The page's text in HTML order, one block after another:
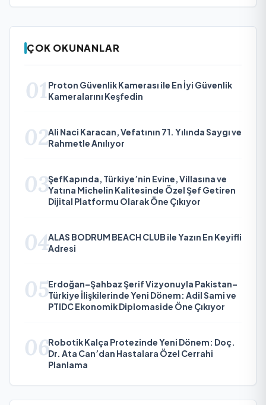
ÇOK OKUNANLAR
01 Proton Güvenlik Kamerası ile En İyi Güvenlik
Kameralarını Keşfedin
02Ali Naci Karacan, Vefatının 71. Yılında Saygı ve
Rahmetle Anılıyor
03ŞefKapında, Türkiye’nin Evine, Villasına ve
Yatına Michelin Kalitesinde Özel Şef Getiren
Dijital Platformu Olarak Öne Çıkıyor
04ALAS BODRUM BEACH CLUB ile Yazın En Keyifli
Adresi
05Erdoğan–Şahbaz Şerif Vizyonuyla Pakistan–
Türkiye İlişkilerinde Yeni Dönem: Adil Sami ve
PTIDC Ekonomik Diplomaside Öne Çıkıyor
06Robotik Kalça Protezinde Yeni Dönem: Doç.
Dr. Ata Can’dan Hastalara Özel Cerrahi
Planlama